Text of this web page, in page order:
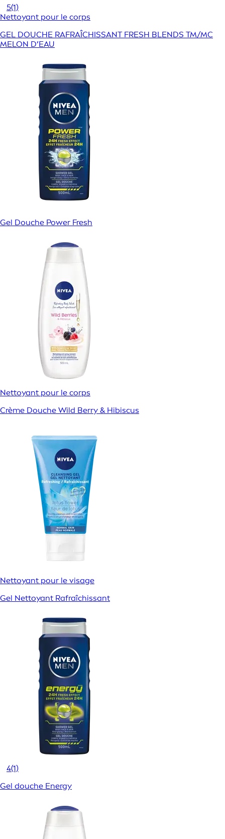
5(1)
Nettoyant pour le corps
GEL DOUCHE RAFRAÎCHISSANT FRESH BLENDS TM/MC
MELON D’EAU
Gel Douche Power Fresh
Nettoyant pour le corps
Crème Douche Wild Berry & Hibiscus
Nettoyant pour le visage
Gel Nettoyant Rafraîchissant
4(1)
Gel douche Energy